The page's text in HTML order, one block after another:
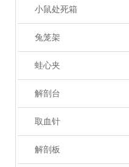
小鼠处死箱
兔笼架
蛙心夹
解剖台
取血针
解剖板